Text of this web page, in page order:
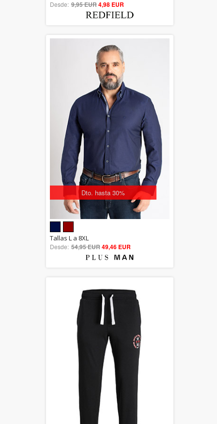
out of 5
Desde: 9,95 EUR4,98 EUR
Dto. hasta 30%
out of 5
Tallas L a 8XL
Desde: 54,95 EUR49,46 EUR